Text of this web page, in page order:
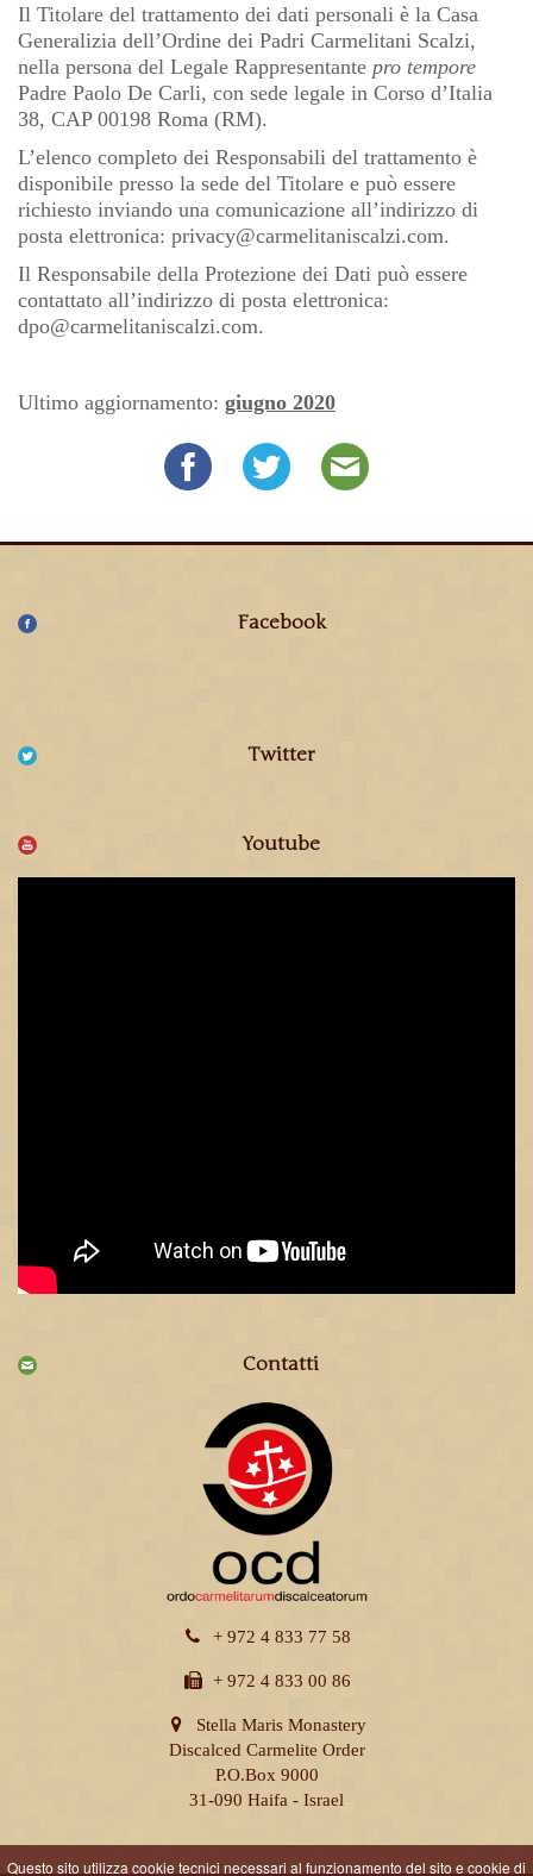
Il Titolare del trattamento dei dati personali è la Casa
Generalizia dell’Ordine dei Padri Carmelitani Scalzi,
nella persona del Legale Rappresentante pro tempore
Padre Paolo De Carli, con sede legale in Corso d’Italia
38, CAP 00198 Roma (RM).
L’elenco completo dei Responsabili del trattamento è
disponibile presso la sede del Titolare e può essere
richiesto inviando una comunicazione all’indirizzo di
posta elettronica: privacy@carmelitaniscalzi.com.
Il Responsabile della Protezione dei Dati può essere
contattato all’indirizzo di posta elettronica:
dpo@carmelitaniscalzi.com.
Ultimo aggiornamento: giugno 2020
Facebook
Twitter
Youtube
Contatti
+ 972 4 833 77 58
+ 972 4 833 00 86
Stella Maris Monastery
Discalced Carmelite Order
P.O.Box 9000
31-090 Haifa - Israel
Questo sito utilizza cookie tecnici necessari al funzionamento del sito e cookie di